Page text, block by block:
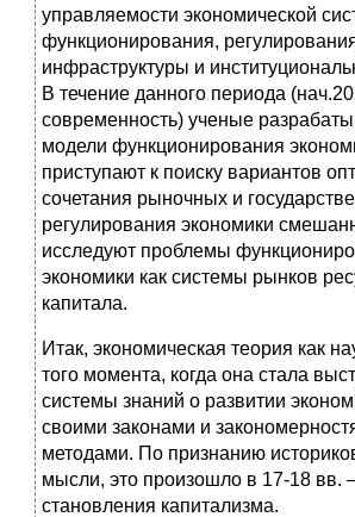
управляемости экономической
функционирования,
инфраструктуры и
В течение данного периода
современность) ученые
модели функционирования
приступают к поиску вариантов
сочетания рыночных и
регулирования экономики
исследуют проблемы
экономики как системы рынков
капитала.
Итак, экономическая теория как
того момента, когда она стала
системы знаний о развитии
своими законами и
методами. По признанию
мысли, это произошло в 17-18 вв.
становления капитализма.